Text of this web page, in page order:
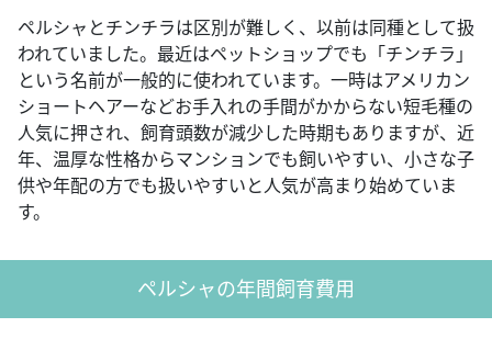
ペルシャとチンチラは区別が難しく、以前は同種として扱
われていました。最近はペットショップでも「チンチラ」
という名前が一般的に使われています。一時はアメリカン
ショートヘアーなどお手入れの手間がかからない短毛種の
人気に押され、飼育頭数が減少した時期もありますが、近
年、温厚な性格からマンションでも飼いやすい、小さな子
供や年配の方でも扱いやすいと人気が高まり始めていま
す。
ペルシャの年間飼育費用